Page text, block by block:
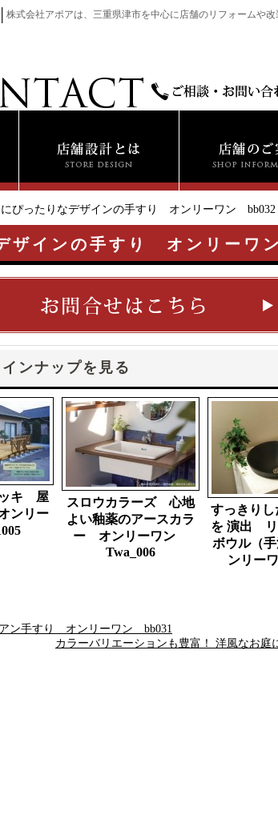
株式会社アポアは、三重県津市を中心に店舗のリフォームや
にぴったりなデザインの手すり オンリーワン bb032
ザインの手すり オンリー
ンナップを見る
ッキ 屋
ンリー
スロウカラーズ 心地
よい釉薬のアースカラ
ー オンリーワン
Twa_006
すっきりし
を 演出 リ
ボウル（
ンリー
ン手すり オンリーワン bb031
カラーバリエーションも豊富！ 洋風なお